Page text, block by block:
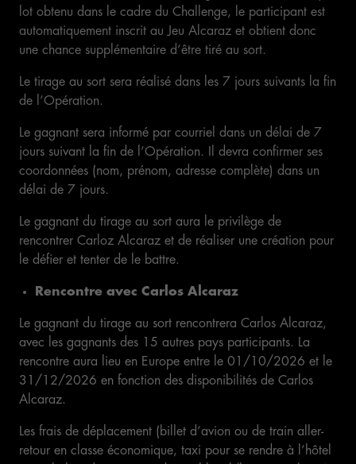
lot obtenu dans le cadre du Challenge, le participant est
automatiquement inscrit au Jeu Alcaraz et obtient donc
une chance supplémentaire d’être tiré au sort.
Le tirage au sort sera réalisé dans les 7 jours suivants la fin
de l’Opération.
Le gagnant sera informé par courriel dans un délai de 7
jours suivant la fin de l’Opération. Il devra confirmer ses
coordonnées (nom, prénom, adresse complète) dans un
délai de 7 jours.
Le gagnant du tirage au sort aura le privilège de
rencontrer Carloz Alcaraz et de réaliser une création pour
le défier et tenter de le battre.
Rencontre avec Carlos Alcaraz
Le gagnant du tirage au sort rencontrera Carlos Alcaraz,
avec les gagnants des 15 autres pays participants. La
rencontre aura lieu en Europe entre le 01/10/2026 et le
31/12/2026 en fonction des disponibilités de Carlos
Alcaraz.
Les frais de déplacement (billet d’avion ou de train aller-
retour en classe économique, taxi pour se rendre à l’hôtel